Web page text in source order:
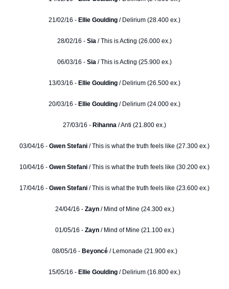
21/02/16 - Ellie Goulding / Delirium (28.400 ex.)
28/02/16 - Sia / This is Acting (26.000 ex.)
06/03/16 - Sia / This is Acting (25.900 ex.)
13/03/16 - Ellie Goulding / Delirium (26.500 ex.)
20/03/16 - Ellie Goulding / Delirium (24.000 ex.)
27/03/16 - Rihanna / Anti (21.800 ex.)
03/04/16 - Gwen Stefani / This is what the truth feels like (27.300 ex.)
10/04/16 - Gwen Stefani / This is what the truth feels like (30.200 ex.)
17/04/16 - Gwen Stefani / This is what the truth feels like (23.600 ex.)
24/04/16 - Zayn / Mind of Mine (24.300 ex.)
01/05/16 - Zayn / Mind of Mine (21.100 ex.)
08/05/16 - Beyoncé / Lemonade (21.900 ex.)
15/05/16 - Ellie Goulding / Delirium (16.800 ex.)